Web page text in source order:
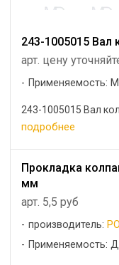
243-1005015
арт. цену
Применяемость:
243-1005015 Вал
подробнее
Прокладка
мм
арт. 5,5 руб
производитель:
Применяемость: